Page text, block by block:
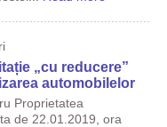
„cu reducere”
automobilelor
Proprietatea
de 22.01.2019, ora